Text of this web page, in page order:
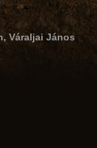
Váraljai János